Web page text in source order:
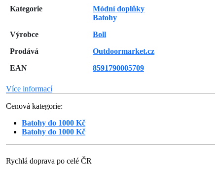
Kategorie
Módní doplňky
Batohy
Výrobce
Boll
Prodává
Outdoormarket.cz
EAN
8591790005709
Více informací
Cenová kategorie:
Batohy do 1000 Kč
Batohy do 1000 Kč
Rychlá doprava po celé ČR